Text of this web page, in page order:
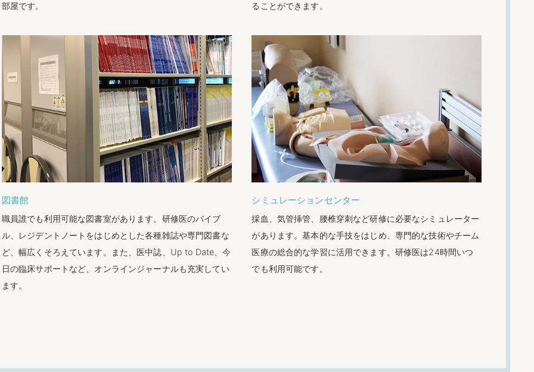
部屋です。
ることができます。
図書館
職員誰でも利用可能な図書室があります。研修医のバイブ
ル、レジデントノートをはじめとした各種雑誌や専門図書な
ど、幅広くそろえています。また、医中誌、Up to Date、今
日の臨床サポートなど、オンラインジャーナルも充実してい
ます。
シミュレーションセンター
採血、気管挿管、腰椎穿刺など研修に必要なシミュレーター
があります。基本的な手技をはじめ、専門的な技術やチーム
医療の総合的な学習に活用できます。研修医は24時間いつ
でも利用可能です。